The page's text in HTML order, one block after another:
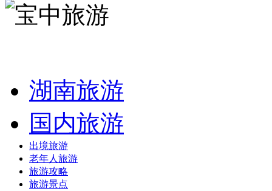
湖南旅游
国内旅游
出境旅游
老年人旅游
旅游攻略
旅游景点